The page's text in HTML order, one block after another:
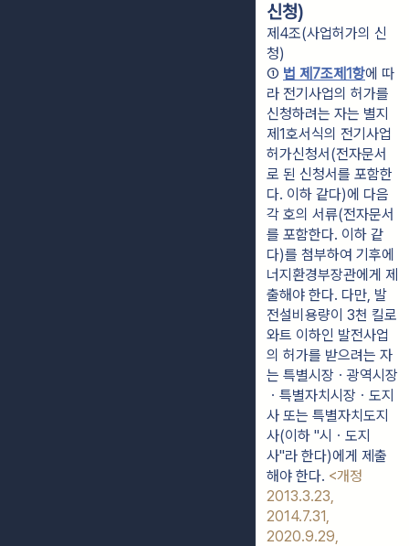
신청)
제4조(사업허가의 신
청)
① 법 제7조제1항에 따
라 전기사업의 허가를
신청하려는 자는 별지
제1호서식의 전기사업
허가신청서(전자문서
로 된 신청서를 포함한
다. 이하 같다)에 다음
각 호의 서류(전자문서
를 포함한다. 이하 같
다)를 첨부하여 기후에
너지환경부장관에게 제
출해야 한다. 다만, 발
전설비용량이 3천 킬로
와트 이하인 발전사업
의 허가를 받으려는 자
는 특별시장ㆍ광역시장
ㆍ특별자치시장ㆍ도지
사 또는 특별자치도지
사(이하 "시ㆍ도지
사"라 한다)에게 제출
해야 한다. <개정
2013.3.23,
2014.7.31,
2020.9.29,